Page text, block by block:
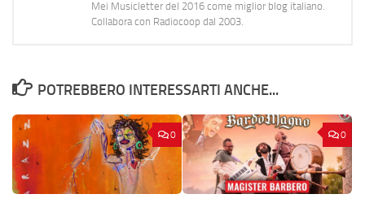
Mei Musicletter del 2016 come miglior blog italiano.
Collabora con Radiocoop dal 2003.
POTREBBERO INTERESSARTI ANCHE...
0 0